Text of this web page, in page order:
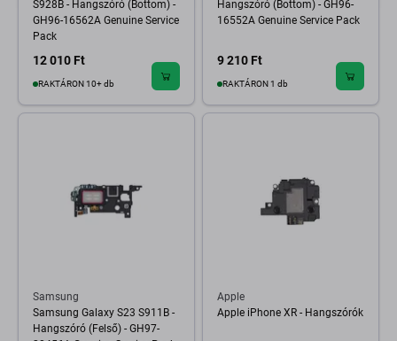
S928B - Hangszóró (Bottom) -
GH96-16562A Genuine Service
Pack
12 010 Ft
RAKTÁRON 10+ db
Hangszóró (Bottom) - GH96-
16552A Genuine Service Pack
9 210 Ft
RAKTÁRON 1 db
Samsung
Samsung Galaxy S23 S911B -
Hangszóró (Felső) - GH97-
Apple
Apple iPhone XR - Hangszórók